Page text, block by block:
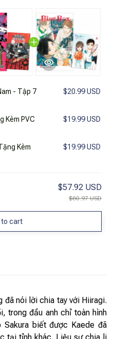
- Tập 7
$20.99 USD
Kèm PVC
$19.99 USD
Kèm
$19.99 USD
$57.92 USD
$60.97 USD
to cart
đã nói lời chia tay với Hiiragi.
trong đầu anh chỉ toàn hình
biết được Kaede đã
tại tỉnh khác. Liệu sự chia li